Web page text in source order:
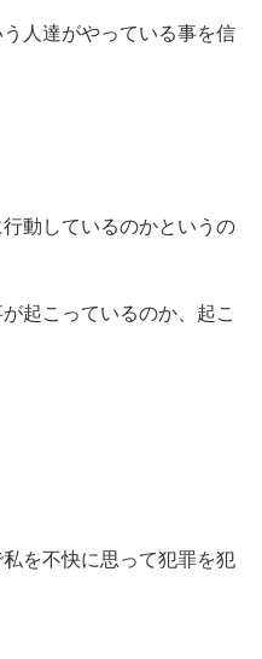
人達がやっている事を信
動しているのかというの
起こっているのか、起こ
を不快に思って犯罪を犯